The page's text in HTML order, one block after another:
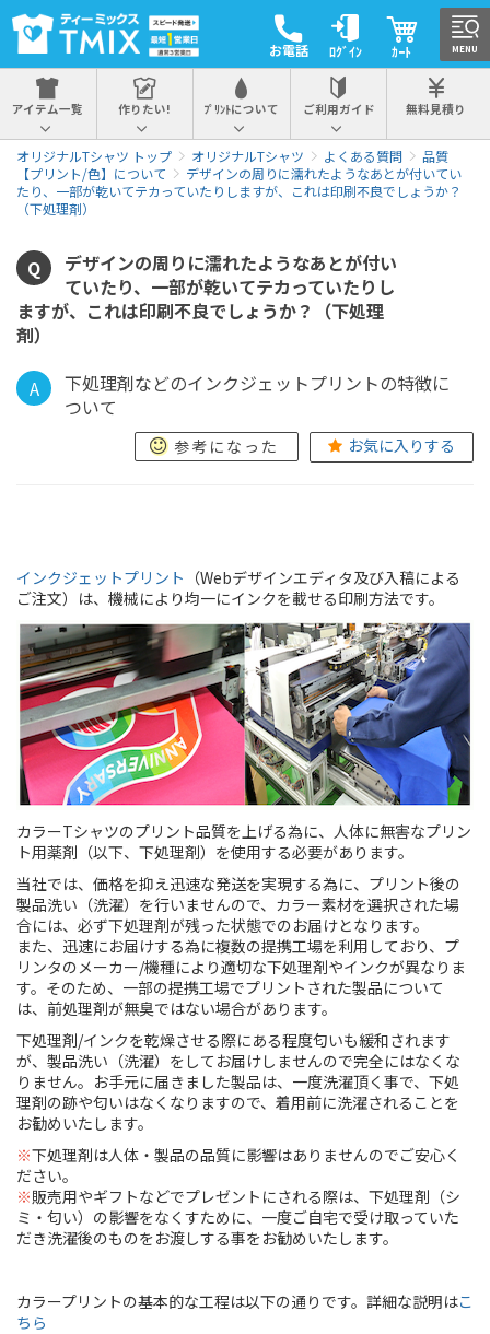
お電話 ﾛｸﾞｲﾝ ｶｰﾄ
アイテム一覧 作りたい! ﾌﾟﾘﾝﾄについて ご利用ガイド 無料見積り
オリジナルTシャツ トップ オリジナルTシャツ よくある質問
品質
【プリント/色】について
デザインの周りに濡れたようなあとが付いてい
たり、一部が乾いてテカっていたりしますが、これは印刷不良でしょうか？
（下処理剤）
Q
デザインの周りに濡れたようなあとが付い
ていたり、一部が乾いてテカっていたりし
ますが、これは印刷不良でしょうか？（下処理
剤）
A
下処理剤などのインクジェットプリントの特徴に
ついて
参考になった お気に入りする
インクジェットプリント （Webデザインエディタ及び入稿による
ご注文）は、機械により均一にインクを載せる印刷方法です。
カラーTシャツのプリント品質を上げる為に、人体に無害なプリン
ト用薬剤（以下、下処理剤）を使用する必要があります。
当社では、価格を抑え迅速な発送を実現する為に、プリント後の
製品洗い（洗濯）を行いませんので、カラー素材を選択された場
合には、必ず下処理剤が残った状態でのお届けとなります。
また、迅速にお届けする為に複数の提携工場を利用しており、プ
リンタのメーカー/機種により適切な下処理剤やインクが異なりま
す。そのため、一部の提携工場でプリントされた製品について
は、前処理剤が無臭ではない場合があります。
下処理剤/インクを乾燥させる際にある程度匂いも緩和されます
が、製品洗い（洗濯）をしてお届けしませんので完全にはなくな
りません。お手元に届きました製品は、一度洗濯頂く事で、下処
理剤の跡や匂いはなくなりますので、着用前に洗濯されることを
お勧めいたします。
※下処理剤は人体・製品の品質に影響はありませんのでご安心く
ださい。
※販売用やギフトなどでプレゼントにされる際は、下処理剤（シ
ミ・匂い）の影響をなくすために、一度ご自宅で受け取っていた
だき洗濯後のものをお渡しする事をお勧めいたします。
カラープリントの基本的な工程は以下の通りです。詳細な説明はこ
ちら
MENU